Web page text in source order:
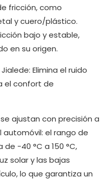
fricción, como
y cuero/plástico.
bajo y estable,
en su origen.
ajustan con precisión a
automóvil: el rango de
-40 °C a 150 °C,
solar y las bajas
lo que garantiza un